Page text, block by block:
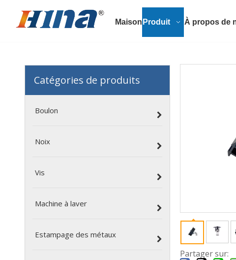
Maison Produit À propos de
Catégories de produits
Boulon
Noix
Vis
Machine à laver
Estampage des métaux
Partager sur: